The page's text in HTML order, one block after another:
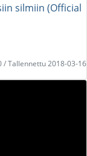
silmiin (Official
/ Tallennettu 2018-03-16